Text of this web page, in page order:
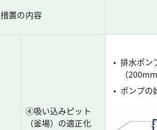
措置の内容
④吸い込みピット
（釜場）の適正化
排水ポン
（
ポンプの